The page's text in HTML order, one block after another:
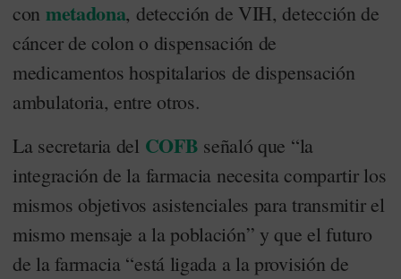
con metadona, detección de VIH, detección de
cáncer de colon o dispensación de
medicamentos hospitalarios de dispensación
ambulatoria, entre otros.
La secretaria del COFB señaló que “la
integración de la farmacia necesita compartir los
mismos objetivos asistenciales para transmitir el
mismo mensaje a la población” y que el futuro
de la farmacia “está ligada a la provisión de